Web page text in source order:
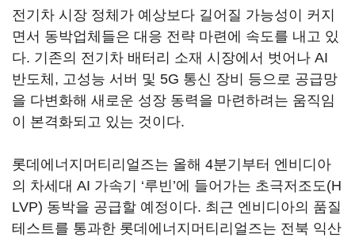
전기차 시장 정체가 예상보다 길어질 가능성이 커지
면서 동박업체들은 대응 전략 마련에 속도를 내고 있
다. 기존의 전기차 배터리 소재 시장에서 벗어나 AI
반도체, 고성능 서버 및 5G 통신 장비 등으로 공급망
을 다변화해 새로운 성장 동력을 마련하려는 움직임
이 본격화되고 있는 것이다.
롯데에너지머티리얼즈는 올해 4분기부터 엔비디아
의 차세대 AI 가속기 ‘루빈’에 들어가는 초극저조도(H
LVP) 동박을 공급할 예정이다. 최근 엔비디아의 품질
테스트를 통과한 롯데에너지머티리얼즈는 전북 익산